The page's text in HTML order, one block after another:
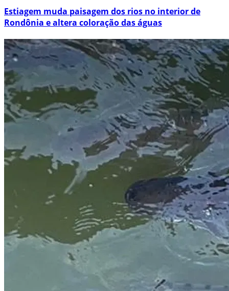
Estiagem muda paisagem dos rios no interior de
Rondônia e altera coloração das águas